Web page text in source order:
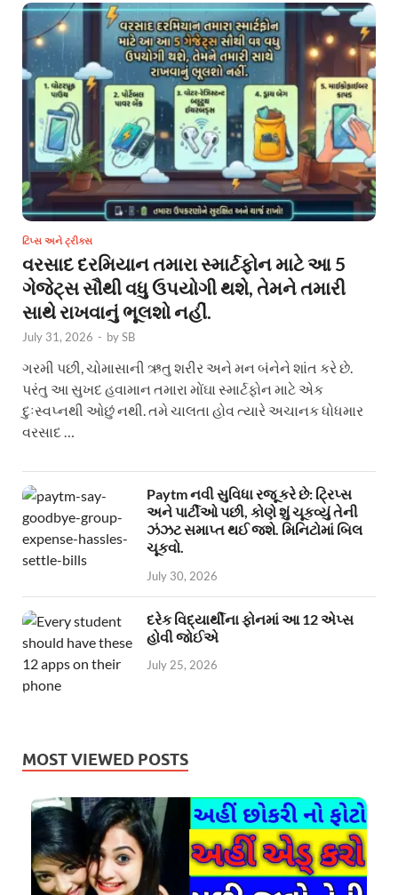
ટિપ્સ અને ટ્રીક્સ
વરસાદ દરમિયાન તમારા સ્માર્ટફોન માટે આ 5
ગેજેટ્સ સૌથી વધુ ઉપયોગી થશે, તેમને તમારી
સાથે રાખવાનું ભૂલશો નહીં.
July 31, 2026 - bySB
ગરમી પછી, ચોમાસાની ઋતુ શરીર અને મન બંનેને શાંત કરે છે.
પરંતુ આ સુખદ હવામાન તમારા મોંઘા સ્માર્ટફોન માટે એક
દુઃસ્વપ્નથી ઓછું નથી. તમે ચાલતા હોવ ત્યારે અચાનક ધોધમાર
વરસાદ …
Paytm નવી સુવિધા રજૂ કરે છે: ટ્રિપ્સ
અને પાર્ટીઓ પછી, કોણે શું ચૂકવ્યું તેની
ઝંઝટ સમાપ્ત થઈ જશે. મિનિટોમાં બિલ
ચૂકવો.
July 30, 2026
દરેક વિદ્યાર્થીના ફોનમાં આ 12 એપ્સ
હોવી જોઈએ
July 25, 2026
MOST VIEWED POSTS